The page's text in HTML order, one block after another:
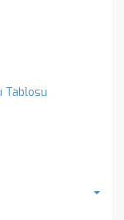
Tablosu